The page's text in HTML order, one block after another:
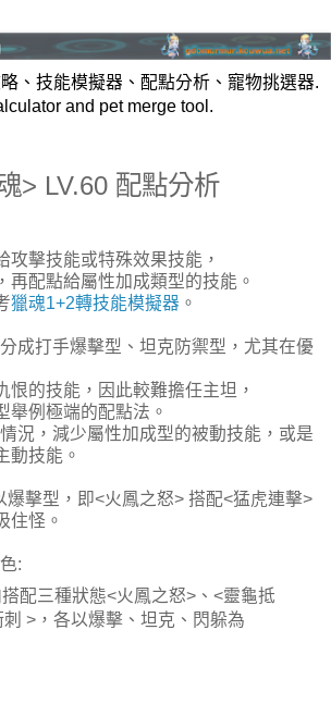
、技能模擬器、配點分析、寵物挑選器.
and pet merge tool.
> LV.60 配點分析
攻擊技能或特殊效果技能，
再配點給屬性加成類型的技能。
獵魂1+2轉技能模擬器 。
成打手爆擊型、坦克防禦型，尤其在優
恨的技能，因此較難擔任主坦，
舉例極端的配點法。
況，減少屬性加成型的被動技能，或是
動技能。
爆擊型，即<火鳳之怒> 搭配<猛虎連擊>
住怪。
:
配三種狀態<火鳳之怒>、<靈龜抵
>，各以爆擊、坦克、閃躲為